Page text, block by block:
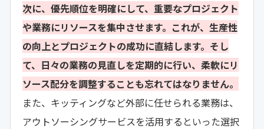
次に、優先順位を明確にして、重要なプロジェクト
や業務にリソースを集中させます。これが、生産性
の向上とプロジェクトの成功に直結します。そし
て、日々の業務の見直しを定期的に行い、柔軟にリ
ソース配分を調整することも忘れてはなりません。
また、キッティングなど外部に任せられる業務は、
アウトソーシングサービスを活用するといった選択